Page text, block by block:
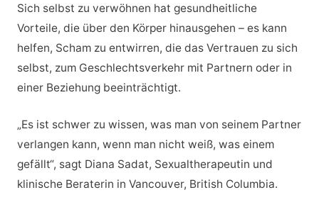
Sich selbst zu verwöhnen hat gesundheitliche
Vorteile, die über den Körper hinausgehen – es kann
helfen, Scham zu entwirren, die das Vertrauen zu sich
selbst, zum Geschlechtsverkehr mit Partnern oder in
einer Beziehung beeinträchtigt.
„Es ist schwer zu wissen, was man von seinem Partner
verlangen kann, wenn man nicht weiß, was einem
gefällt“, sagt Diana Sadat, Sexualtherapeutin und
klinische Beraterin in Vancouver, British Columbia.